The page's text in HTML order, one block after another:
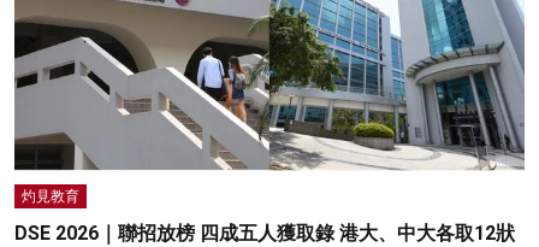
灼見教育
DSE 2026｜聯招放榜 四成五人獲取錄 港大、中大各取12狀